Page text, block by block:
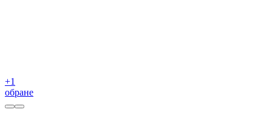
+1
обране